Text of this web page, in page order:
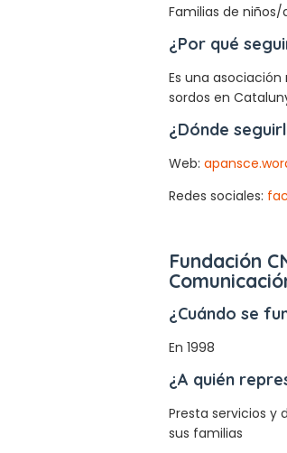
Familias de
¿Por qué
Es una
sordos en
¿Dónde
Web:
Redes sociales:
Fundación
¿Cuándo se
En 1998
¿A quién
Presta servicios y
sus familias